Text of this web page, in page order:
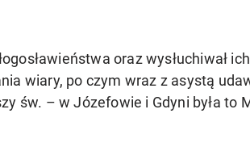
oraz wysłuchiwał ich
wiary, po czym wraz z asystą
św. – w Józefowie i Gdyni była to